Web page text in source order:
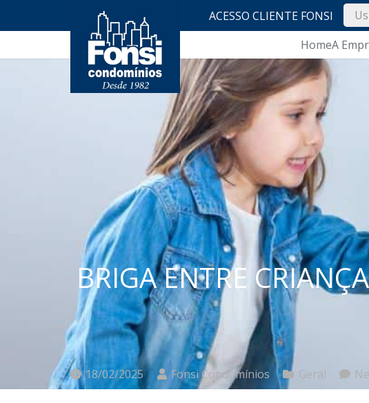
ACESSO CLIENTE FONSI
HomeA
BRIGA ENTRE
18/02/2025 Fonsi Condomínios Geral